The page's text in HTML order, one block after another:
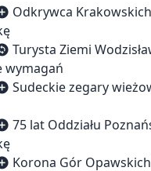
Odkrywca
Turysta Ziemi
wymagań
Sudeckie zegary
75 lat Oddziału
Korona Gór